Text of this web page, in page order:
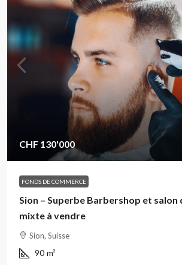
CHF 130'000
FONDS DE COMMERCE
Sion – Superbe Barbershop et
mixte à vendre
Sion, Suisse
90 m²